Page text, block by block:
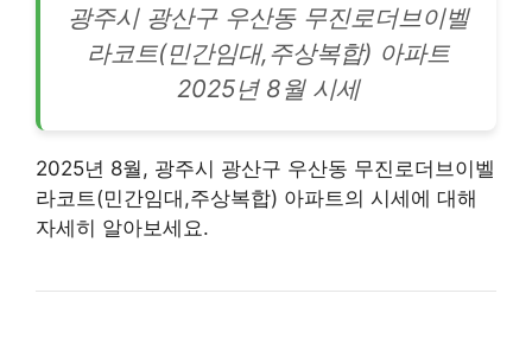
광주시 광산구 우산동 무진로더브이벨
라코트(민간임대,주상복합) 아파트
2025년 8월 시세
2025년 8월, 광주시 광산구 우산동 무진로더브이벨
라코트(민간임대,주상복합) 아파트의 시세에 대해
자세히 알아보세요.